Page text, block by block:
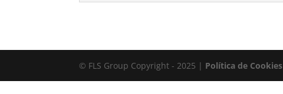
© FLS Group Copyright - 2025 | Política de Cookies